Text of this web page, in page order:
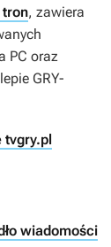
tron, zawiera
PC oraz
GRY-
tvgry.pl
wiadomości